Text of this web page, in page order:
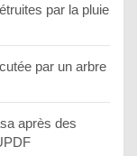
par la pluie
par un arbre
après des